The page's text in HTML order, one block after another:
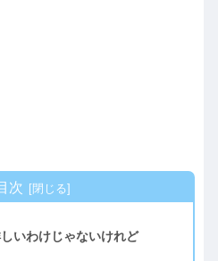
次
いわけじゃないけれど